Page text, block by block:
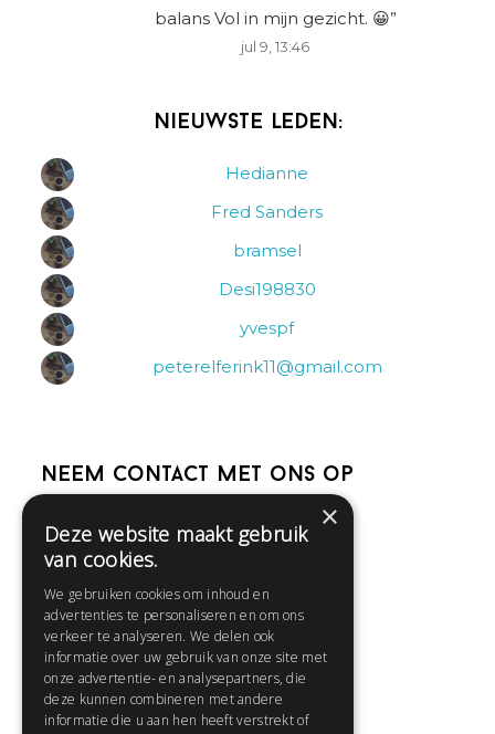
balans Vol in mijn gezicht. 😀”
jul 9, 13:46
Nieuwste leden:
Hedianne
Fred Sanders
bramsel
Desi198830
yvespf
peterelferink11@gmail.com
Neem contact met ons op
Help
Contact
Huisregels
Snel naar:
×
Deze website maakt gebruik
van cookies.
We gebruiken cookies om inhoud en
advertenties te personaliseren en om ons
verkeer te analyseren. We delen ook
informatie over uw gebruik van onze site met
onze advertentie- en analysepartners, die
deze kunnen combineren met andere
informatie die u aan hen heeft verstrekt of